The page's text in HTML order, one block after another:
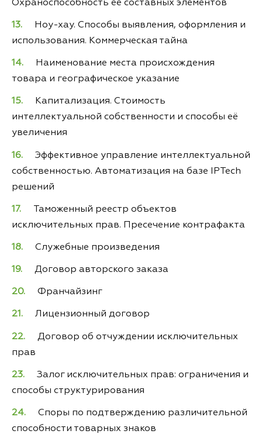
Охраноспособность ее составных элементов
Ноу-хау. Способы выявления, оформления и
использования. Коммерческая тайна
Наименование места происхождения
товара и географическое указание
Капитализация. Стоимость
интеллектуальной собственности и способы её
увеличения
Эффективное управление интеллектуальной
собственностью. Автоматизация на базе IPTech
решений
Таможенный реестр объектов
исключительных прав. Пресечение контрафакта
Служебные произведения
Договор авторского заказа
Франчайзинг
Лицензионный договор
Договор об отчуждении исключительных
прав
Залог исключительных прав: ограничения и
способы структурирования
Споры по подтверждению различительной
способности товарных знаков